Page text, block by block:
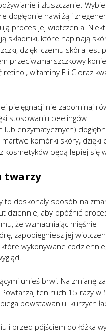
i złuszczanie.
dogłębnie nawilżą i
proces jej wiotczenia.
składniki, które napinają
dzięki czemu skóra jest
przeciwzmarszczkowy
witaminy E i C oraz
pielęgnacji nie zapominaj
stosowaniu peelingów
enzymatycznych)
martwe komórki skóry, dzięki
kosmetyków będą lepiej się
twarzy
to doskonały sposób na
dziennie, aby opóźnić
że wzmacniając mięśnie
zapobiegniesz jej
wykonywane
unieś brwi. Na zmianę
ten ruch 15 razy w
powstawaniu kurzych
i przed pójściem do łóżka